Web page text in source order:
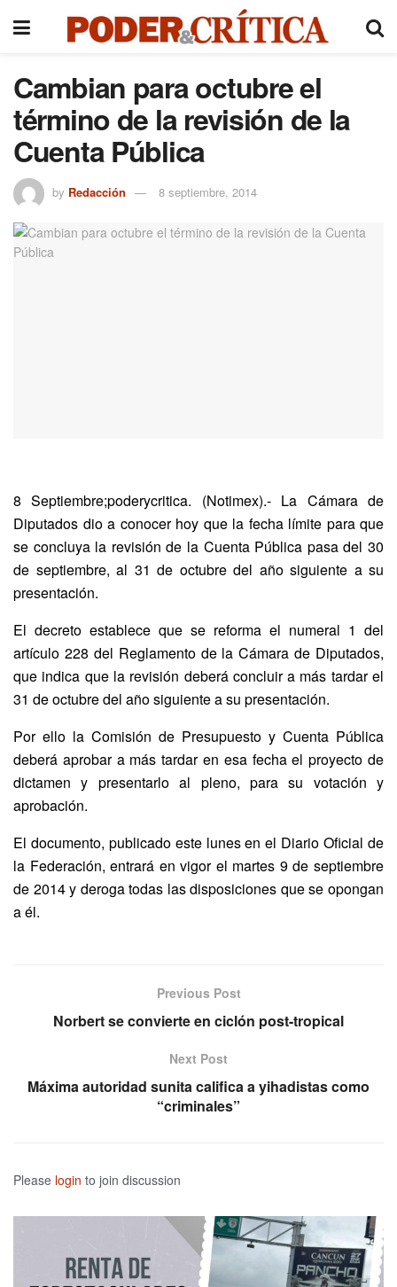
Cambian para octubre el
término de la revisión de la
Cuenta Pública
by Redacción 8 septiembre, 2014
8 Septiembre;poderycritica. (Notimex).- La Cámara de
Diputados dio a conocer hoy que la fecha límite para que
se concluya la revisión de la Cuenta Pública pasa del 30
de septiembre, al 31 de octubre del año siguiente a su
presentación.
El decreto establece que se reforma el numeral 1 del
artículo 228 del Reglamento de la Cámara de Diputados,
que indica que la revisión deberá concluir a más tardar el
31 de octubre del año siguiente a su presentación.
Por ello la Comisión de Presupuesto y Cuenta Pública
deberá aprobar a más tardar en esa fecha el proyecto de
dictamen y presentarlo al pleno, para su votación y
aprobación.
El documento, publicado este lunes en el Diario Oficial de
la Federación, entrará en vigor el martes 9 de septiembre
de 2014 y deroga todas las disposiciones que se opongan
a él.
Previous Post
Norbert se convierte en ciclón post-tropical
Next Post
Máxima autoridad sunita califica a yihadistas como
“criminales”
Please login to join discussion